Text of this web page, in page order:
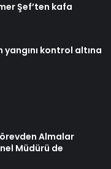
Şef’ten kafa
kontrol altına
Almalar
Müdürü de